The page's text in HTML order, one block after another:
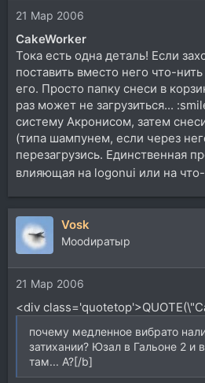
21 Мар 2006
CakeWorker
Тока есть одна деталь! Если
поставить вместо него что-
его. Просто папку снеси в
раз может не загрузиться...
систему Акронисом, затем
(типа шампунем, если через
перезагрузись. Единственная
влияющая на logonui или на
Vosk
Moodиратыр
21 Мар 2006
<div
почему медленное вибрато
затихании? Юзал в Гальоне 2 и
там... А?[/b]